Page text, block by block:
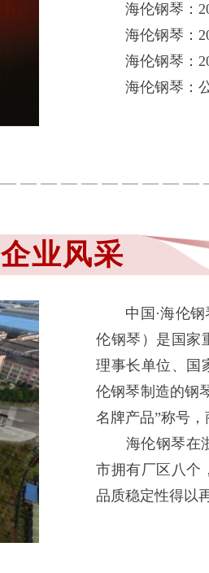
海伦钢琴：
海伦钢琴：
海伦钢琴：
海伦钢琴：
企业风采
中国·海伦钢
伦钢琴）是国家
理事长单位、国
伦钢琴制造的钢
名牌产品”称号，
海伦钢琴在浙
市拥有厂区八个
品质稳定性得以